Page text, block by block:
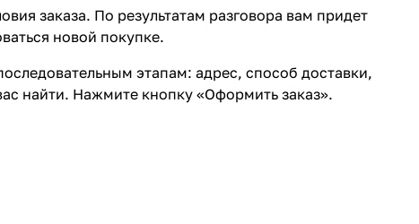
заказа. По результатам разговора вам придет
новой покупке.
этапам: адрес, способ доставки,
найти. Нажмите кнопку «Оформить заказ».